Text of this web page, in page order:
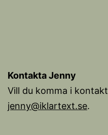
Kontakta Jenny
Vill du komma i
jenny@iklartext.se.